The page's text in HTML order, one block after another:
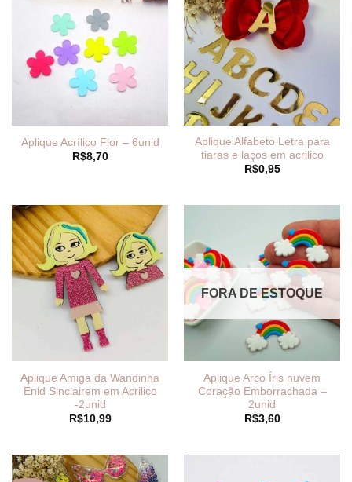
Aplique Acrílico Flor – 6unid
R$8,70
Aplique Alfabeto Letra para
tiaras e laços em acrilico
R$0,95
Aplique Amiga da Wandinha
Enid Sinclairem em Acrilico
-2unid
R$10,99
FORA DE ESTOQUE
Aplique Arco Íris nuvem
Coração Emborrachada –
2unid
R$3,60